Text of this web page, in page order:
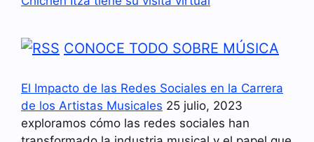
CONOCE TODO SOBRE MÚSICA
El Impacto de las Redes Sociales en la Carrera
de los Artistas Musicales 25 julio, 2023
exploramos cómo las redes sociales han